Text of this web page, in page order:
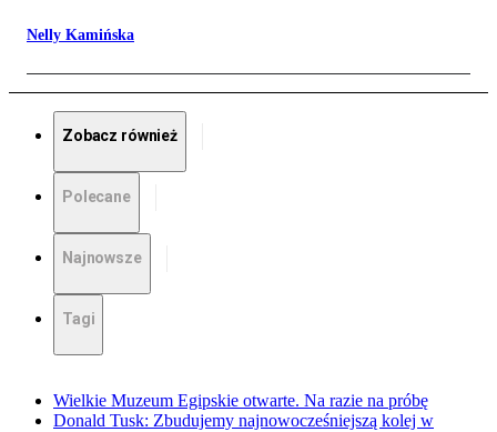
Nelly Kamińska
Zobacz również
Polecane
Najnowsze
Tagi
Wielkie Muzeum Egipskie otwarte. Na razie na próbę
Donald Tusk: Zbudujemy najnowocześniejszą kolej w